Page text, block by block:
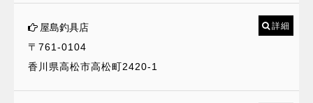
屋島釣具店
〒761-0104
香川県高松市高松町2420-1
詳細